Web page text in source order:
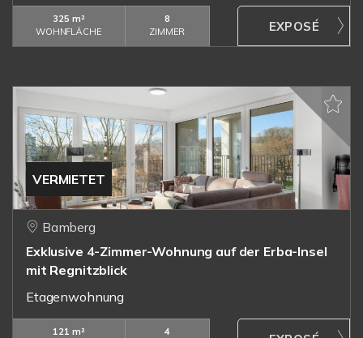
325 m²
WOHNFLÄCHE
8
ZIMMER
VERMIETET
Bamberg
Exklusive 4-Zimmer-Wohnung auf der Erba-Insel
mit Regnitzblick
Etagenwohnung
121 m²
4